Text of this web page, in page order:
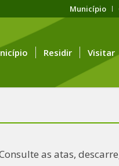
Município
Residir Visitar
as atas,